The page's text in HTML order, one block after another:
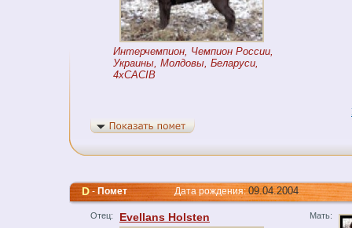
Интерчемпион, Чемпион России,
Украины, Молдовы, Беларуси,
4xCACIB
D-ПометДата рождения:09.04.2004
Отец: Evellans Holsten Мать: